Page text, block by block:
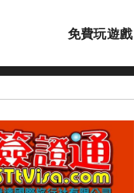
免費玩遊戲
市政訊息 臺南市